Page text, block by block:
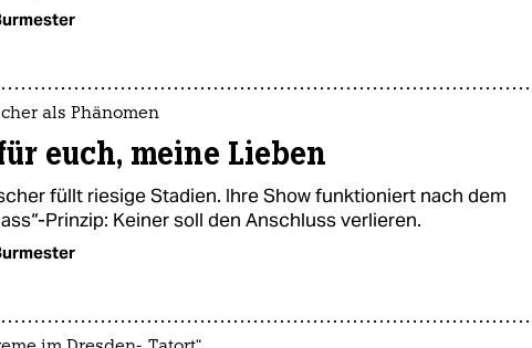
als Phänomen
euch, meine Lieben
füllt riesige Stadien. Ihre Show funktioniert nach dem
Prinzip: Keiner soll den Anschluss verlieren.